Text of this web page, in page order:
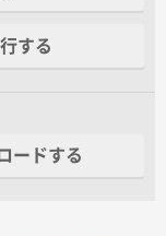
する
ードする